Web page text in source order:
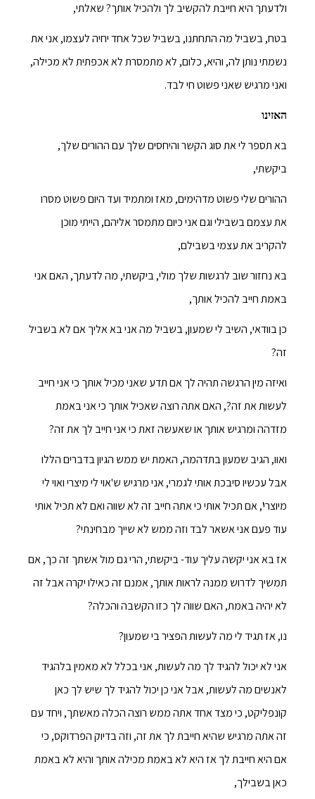
ולדעתך היא חייבת להקשיב לך ולהכיל אותך? שאלתי,
בטח, בשביל מה התחתנו, בשביל שכל אחד יחיה לעצמו, אני את
נשמתי נותן לה, והיא, כלום, לא מתמסרת לא אכפתית לא מכילה,
ואני מרגיש שאני פשוט חי לבד.
האזינו
בא תספר לי את סוג הקשר והיחסים שלך עם ההורים שלך,
ביקשתי,
ההורים שלי פשוט מדהימים, מאז ומתמיד ועד היום פשוט מסרו
את עצמם בשבילי וגם אני כיום מתמסר אליהם, הייתי מוכן
להקריב את עצמי בשבילם,
בא נחזור שוב לרגשות שלך מולי, ביקשתי, מה לדעתך, האם אני
באמת חייב להכיל אותך,
כן בוודאי, השיב לי שמעון, בשביל מה אני בא אליך אם לא בשביל
זה?
ואיזה מין הרגשה תהיה לך אם תדע שאני מכיל אותך כי אני חייב
לעשות את זה?, האם אתה רוצה שאכיל אותך כי אני באמת
מזדהה ומרגיש אותך או שאעשה זאת כי אני חייב לך את זה?
ואוו, הגיב שמעון בתדהמה, האמת יש ממש הגיון בדברים הללו
אבל עכשיו סיבכת אותי לגמרי, אני מרגיש ש'אוי לי מיצרי ואוי לי
מיוצרי', אם תכיל אותי כי אתה חייב זה לא שווה ואם לא תכיל אותי
עוד פעם אני אשאר לבד וזה ממש לא שייך מבחינתי?
אז בא אני יקשה עליך עוד- ביקשתי, הרי גם מול אשתך זה כך, אם
תמשיך לדרוש ממנה לראות אותך, אמנם זה כאילו יקרה אבל זה
לא יהיה באמת, האם שווה לך כזו הקשבה והכלה?
נו, אז תגיד לי מה לעשות הפציר בי שמעון?
אני לא יכול להגיד לך מה לעשות, אני בכלל לא מאמין בלהגיד
לאנשים מה לעשות, אבל אני כן יכול להגיד לך שיש לך כאן
קונפליקט, כי מצד אחד אתה ממש רוצה הכלה מאשתך, ויחד עם
זה אתה מרגיש שהיא חייבת לך את זה, וזה בדיוק הפרדוקס, כי
אם היא חייבת לך אז היא לא באמת מכילה אותך והיא לא באמת
כאן בשבילך,